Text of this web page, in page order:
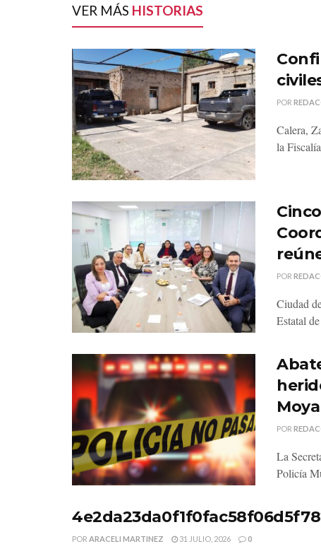
VER MÁS HISTORIAS
POR
Calera,
la
POR
Ciudad
Estatal
Moya
POR
La
Policía
POR ARACELI MARTINEZ 31 JULIO, 2026 0